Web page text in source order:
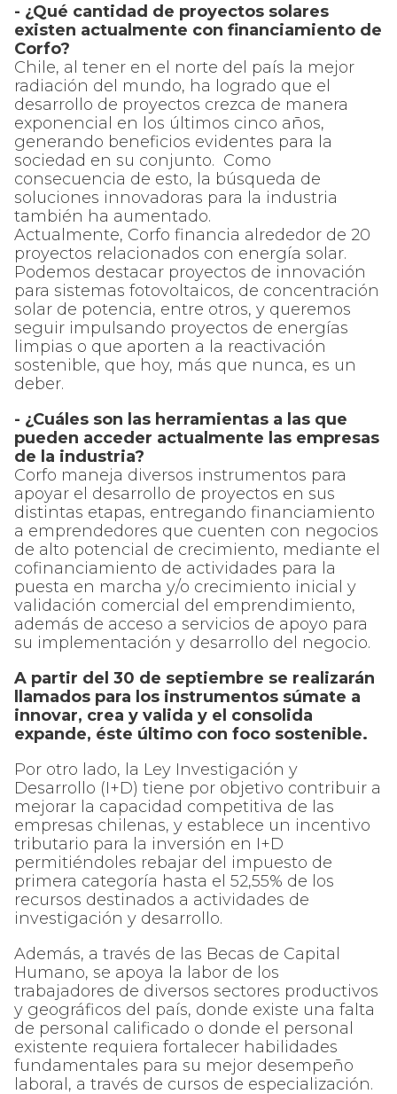
- ¿Qué cantidad de proyectos solares
existen actualmente con financiamiento de
Corfo?
Chile, al tener en el norte del país la mejor
radiación del mundo, ha logrado que el
desarrollo de proyectos crezca de manera
exponencial en los últimos cinco años,
generando beneficios evidentes para la
sociedad en su conjunto. Como
consecuencia de esto, la búsqueda de
soluciones innovadoras para la industria
también ha aumentado.
Actualmente, Corfo financia alrededor de 20
proyectos relacionados con energía solar.
Podemos destacar proyectos de innovación
para sistemas fotovoltaicos, de concentración
solar de potencia, entre otros, y queremos
seguir impulsando proyectos de energías
limpias o que aporten a la reactivación
sostenible, que hoy, más que nunca, es un
deber.
- ¿Cuáles son las herramientas a las que
pueden acceder actualmente las empresas
de la industria?
Corfo maneja diversos instrumentos para
apoyar el desarrollo de proyectos en sus
distintas etapas, entregando financiamiento
a emprendedores que cuenten con negocios
de alto potencial de crecimiento, mediante el
cofinanciamiento de actividades para la
puesta en marcha y/o crecimiento inicial y
validación comercial del emprendimiento,
además de acceso a servicios de apoyo para
su implementación y desarrollo del negocio.
A partir del 30 de septiembre se realizarán
llamados para los instrumentos súmate a
innovar, crea y valida y el consolida
expande, éste último con foco sostenible.
Por otro lado, la Ley Investigación y
Desarrollo (I+D) tiene por objetivo contribuir a
mejorar la capacidad competitiva de las
empresas chilenas, y establece un incentivo
tributario para la inversión en I+D
permitiéndoles rebajar del impuesto de
primera categoría hasta el 52,55% de los
recursos destinados a actividades de
investigación y desarrollo.
Además, a través de las Becas de Capital
Humano, se apoya la labor de los
trabajadores de diversos sectores productivos
y geográficos del país, donde existe una falta
de personal calificado o donde el personal
existente requiera fortalecer habilidades
fundamentales para su mejor desempeño
laboral, a través de cursos de especialización.